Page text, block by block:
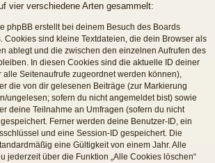
vier verschiedene Arten gesammelt:
phpBB erstellt bei deinem Besuch des Boards
Cookies sind kleine Textdateien, die dein Browser als
ablegt und die zwischen den einzelnen Aufrufen des
In diesen Cookies sind die aktuelle ID deiner
alle Seitenaufrufe zugeordnet werden können),
die von dir gelesenen Beiträge (zur Markierung
ungelesen; sofern du nicht angemeldet bist) sowie
deine Teilnahme an Umfragen (sofern du nicht
Ferner werden deine Benutzer-ID, ein
und eine Session-ID gespeichert. Die
eine Gültigkeit von einem Jahr. Alle
jederzeit über die Funktion „Alle Cookies löschen“